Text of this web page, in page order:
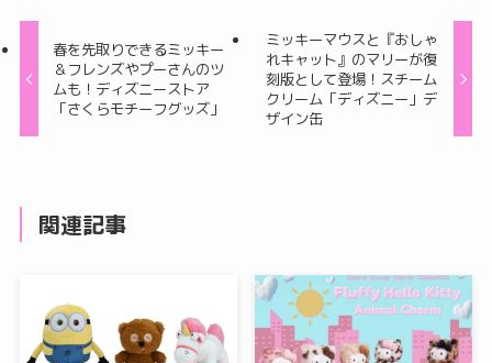
春を先取りできるミッキー
＆フレンズやプーさんのツ
ムも！ディズニーストア
「さくらモチーフグッズ」
ミッキーマウスと『おしゃ
れキャット』のマリーが復
刻版として登場！スチーム
クリーム「ディズニー」デ
ザイン缶
関連記事